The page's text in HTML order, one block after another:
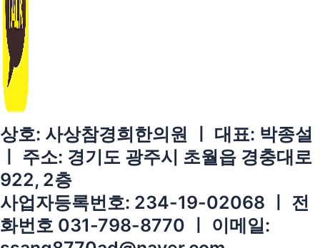
상호: 사상참경희한의원 ㅣ 대표: 박종설
ㅣ 주소: 경기도 광주시 초월읍 경충대로
922, 2층
사업자등록번호: 234-19-02068 ㅣ 전
화번호 031-798-8770 ㅣ 이메일: